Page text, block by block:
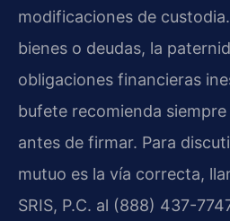
modificaciones de
bienes o deudas, la
obligaciones financieras
bufete recomienda
antes de firmar. Para
mutuo es la vía correcta,
SRIS, P.C. al (888) 437-